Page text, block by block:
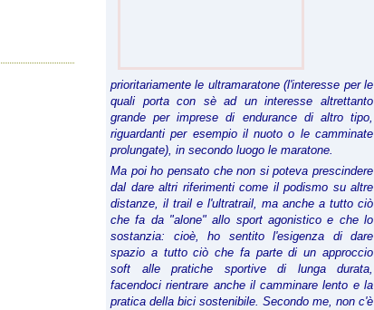
prioritariamente le ultramaratone (l'interesse per le
quali porta con sè ad un interesse altrettanto
grande per imprese di endurance di altro tipo,
riguardanti per esempio il nuoto o le camminate
prolungate), in secondo luogo le maratone.
Ma poi ho pensato che non si poteva prescindere
dal dare altri riferimenti come il podismo su altre
distanze, il trail e l'ultratrail, ma anche a tutto ciò
che fa da "alone" allo sport agonistico e che lo
sostanzia: cioè, ho sentito l'esigenza di dare
spazio a tutto ciò che fa parte di un approccio
soft alle pratiche sportive di lunga durata,
facendoci rientrare anche il camminare lento e la
pratica della bici sostenibile. Secondo me, non c'è